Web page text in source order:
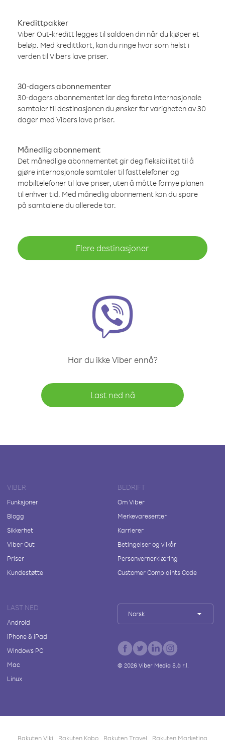
Kredittpakker
Viber Out-kreditt legges til saldoen din når du kjøper et
beløp. Med kredittkort, kan du ringe hvor som helst i
verden til Vibers lave priser.
30-dagers abonnementer
30-dagers abonnementet lar deg foreta internasjonale
samtaler til destinasjonen du ønsker for varigheten av 30
dager med Vibers lave priser.
Månedlig abonnement
Det månedlige abonnementet gir deg fleksibilitet til å
gjøre internasjonale samtaler til fasttelefoner og
mobiltelefoner til lave priser, uten å måtte fornye planen
til enhver tid. Med månedlig abonnement kan du spare
på samtalene du allerede tar.
Flere destinasjoner
Har du ikke Viber ennå?
Last ned nå
VIBER
Funksjoner
Blogg
Sikkerhet
Viber Out
Priser
Kundestøtte
BEDRIFT
Om Viber
Merkevaresenter
Karrierer
Betingelser og vilkår
Personvernerklæring
Customer Complaints Code
LAST NED
Android
iPhone & iPad
Windows PC
Mac
Linux
Norsk
© 2026Viber Media S.à r.l.
Rakuten Viki Rakuten Kobo Rakuten Travel Rakuten Marketing